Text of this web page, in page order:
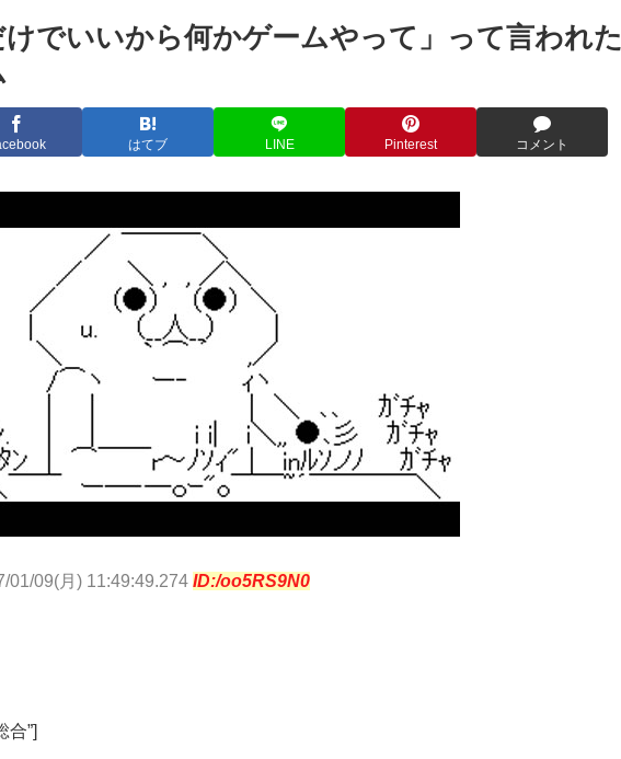
けでいいから何かゲームやって」って言われた
はてブ LINE Pinterest コメント
01/09(月) 11:49:49.274 ID:/oo5RS9N0
合”]